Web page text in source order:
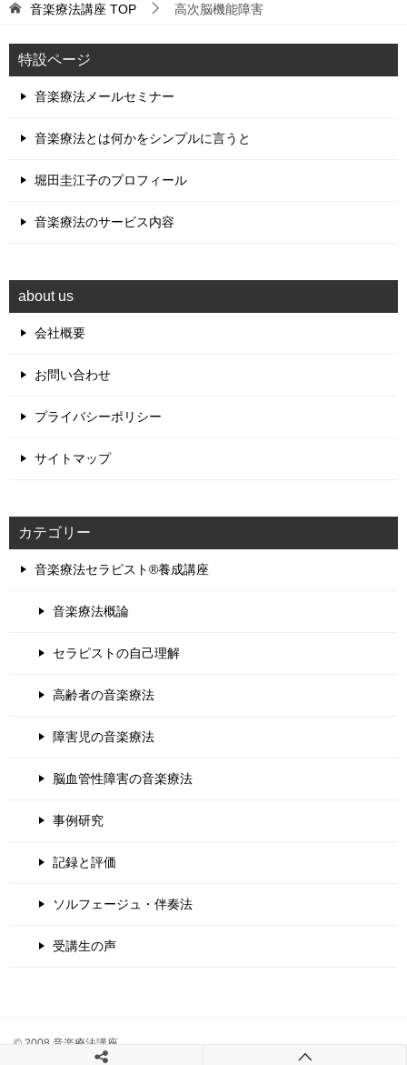
音楽療法講座 TOP 高次脳機能障害
特設ページ
音楽療法メールセミナー
音楽療法とは何かをシンプルに言うと
堀田圭江子のプロフィール
音楽療法のサービス内容
about us
会社概要
お問い合わせ
プライバシーポリシー
サイトマップ
カテゴリー
音楽療法セラピスト®養成講座
音楽療法概論
セラピストの自己理解
高齢者の音楽療法
障害児の音楽療法
脳血管性障害の音楽療法
事例研究
記録と評価
ソルフェージュ・伴奏法
受講生の声
© 2008 音楽療法講座